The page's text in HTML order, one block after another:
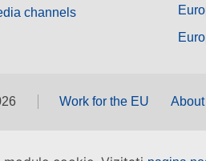
channels
Work for the EU